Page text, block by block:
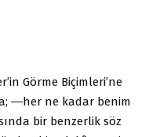
Görme Biçimleri’ne
―her ne kadar benim
bir benzerlik söz